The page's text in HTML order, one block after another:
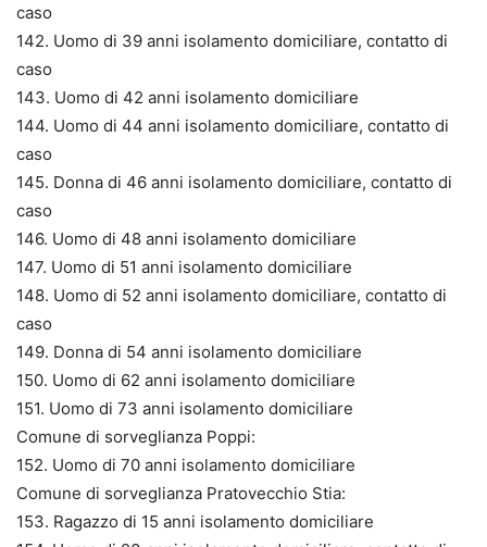
caso
142. Uomo di 39 anni isolamento domiciliare, contatto di
caso
143. Uomo di 42 anni isolamento domiciliare
144. Uomo di 44 anni isolamento domiciliare, contatto di
caso
145. Donna di 46 anni isolamento domiciliare, contatto di
caso
146. Uomo di 48 anni isolamento domiciliare
147. Uomo di 51 anni isolamento domiciliare
148. Uomo di 52 anni isolamento domiciliare, contatto di
caso
149. Donna di 54 anni isolamento domiciliare
150. Uomo di 62 anni isolamento domiciliare
151. Uomo di 73 anni isolamento domiciliare
Comune di sorveglianza Poppi:
152. Uomo di 70 anni isolamento domiciliare
Comune di sorveglianza Pratovecchio Stia:
153. Ragazzo di 15 anni isolamento domiciliare